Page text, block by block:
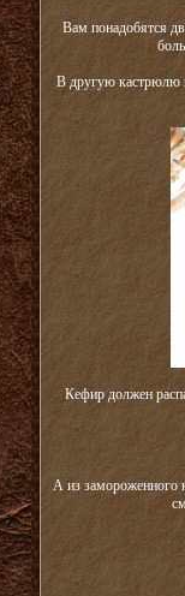
Вам понадобятся
В другую кастрюлю
Кефир должен
А из